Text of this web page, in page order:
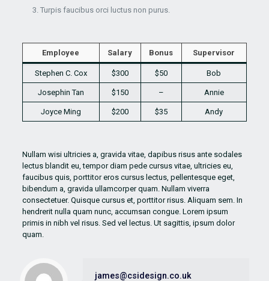
Turpis faucibus orci luctus non purus.
Employee Salary Bonus Supervisor
Stephen C. Cox $300 $50 Bob
Josephin Tan $150 – Annie
Joyce Ming $200 $35 Andy
Nullam wisi ultricies a, gravida vitae, dapibus risus ante sodales
lectus blandit eu, tempor diam pede cursus vitae, ultricies eu,
faucibus quis, porttitor eros cursus lectus, pellentesque eget,
bibendum a, gravida ullamcorper quam. Nullam viverra
consectetuer. Quisque cursus et, porttitor risus. Aliquam sem. In
hendrerit nulla quam nunc, accumsan congue. Lorem ipsum
primis in nibh vel risus. Sed vel lectus. Ut sagittis, ipsum dolor
quam.
james@csidesign.co.uk